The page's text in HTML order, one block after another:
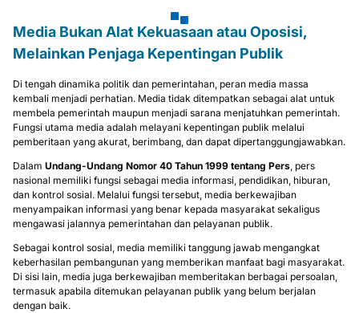
Media Bukan Alat Kekuasaan atau Oposisi,
Melainkan Penjaga Kepentingan Publik
Di tengah dinamika politik dan pemerintahan, peran media massa
kembali menjadi perhatian. Media tidak ditempatkan sebagai alat untuk
membela pemerintah maupun menjadi sarana menjatuhkan pemerintah.
Fungsi utama media adalah melayani kepentingan publik melalui
pemberitaan yang akurat, berimbang, dan dapat dipertanggungjawabkan.
Dalam Undang-Undang Nomor 40 Tahun 1999 tentang Pers, pers
nasional memiliki fungsi sebagai media informasi, pendidikan, hiburan,
dan kontrol sosial. Melalui fungsi tersebut, media berkewajiban
menyampaikan informasi yang benar kepada masyarakat sekaligus
mengawasi jalannya pemerintahan dan pelayanan publik.
Sebagai kontrol sosial, media memiliki tanggung jawab mengangkat
keberhasilan pembangunan yang memberikan manfaat bagi masyarakat.
Di sisi lain, media juga berkewajiban memberitakan berbagai persoalan,
termasuk apabila ditemukan pelayanan publik yang belum berjalan
dengan baik.